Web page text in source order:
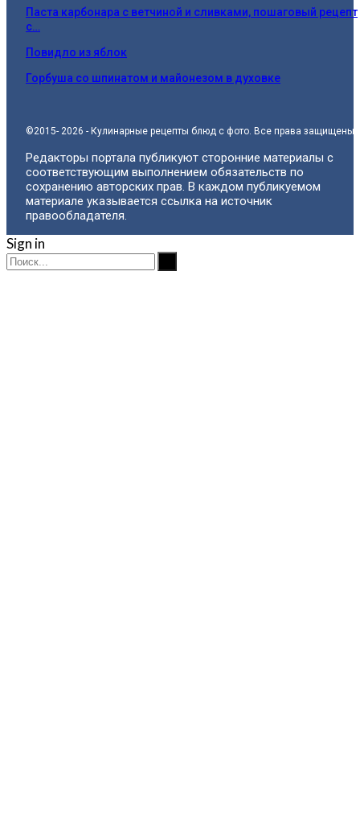
Паста карбонара с ветчиной и сливками, пошаговый рецепт
с…
Повидло из яблок
Горбуша со шпинатом и майонезом в духовке
©2015- 2026 - Кулинарные рецепты блюд с фото. Все права защищены.
Редакторы портала публикуют сторонние материалы с
соответствующим выполнением обязательств по
сохранению авторских прав. В каждом публикуемом
материале указывается ссылка на источник
правообладателя.
Sign in